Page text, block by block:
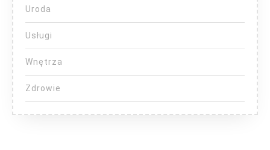
Uroda
Usługi
Wnętrza
Zdrowie